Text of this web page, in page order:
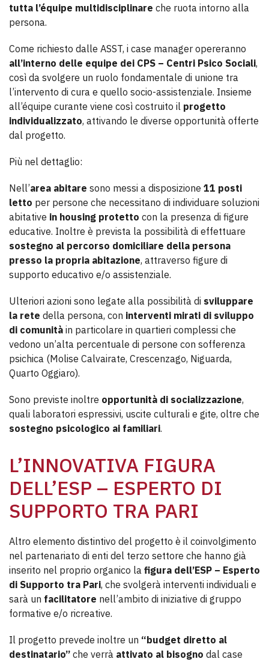
tutta l’équipe multidisciplinare che ruota intorno alla
persona.
Come richiesto dalle ASST, i case manager opereranno
all’interno delle equipe dei CPS – Centri Psico Sociali,
così da svolgere un ruolo fondamentale di unione tra
l’intervento di cura e quello socio-assistenziale. Insieme
all’équipe curante viene così costruito il progetto
individualizzato, attivando le diverse opportunità offerte
dal progetto.
Più nel dettaglio:
Nell’area abitare sono messi a disposizione 11 posti
letto per persone che necessitano di individuare soluzioni
abitative in housing protetto con la presenza di figure
educative. Inoltre è prevista la possibilità di effettuare
sostegno al percorso domiciliare della persona
presso la propria abitazione, attraverso figure di
supporto educativo e/o assistenziale.
Ulteriori azioni sono legate alla possibilità di sviluppare
la rete della persona, con interventi mirati di sviluppo
di comunità in particolare in quartieri complessi che
vedono un’alta percentuale di persone con sofferenza
psichica (Molise Calvairate, Crescenzago, Niguarda,
Quarto Oggiaro).
Sono previste inoltre opportunità di socializzazione,
quali laboratori espressivi, uscite culturali e gite, oltre che
sostegno psicologico ai familiari.
L’INNOVATIVA FIGURA
DELL’ESP – ESPERTO DI
SUPPORTO TRA PARI
Altro elemento distintivo del progetto è il coinvolgimento
nel partenariato di enti del terzo settore che hanno già
inserito nel proprio organico la figura dell’ESP – Esperto
di Supporto tra Pari, che svolgerà interventi individuali e
sarà un facilitatore nell’ambito di iniziative di gruppo
formative e/o ricreative.
Il progetto prevede inoltre un “budget diretto al
destinatario” che verrà attivato al bisogno dal case